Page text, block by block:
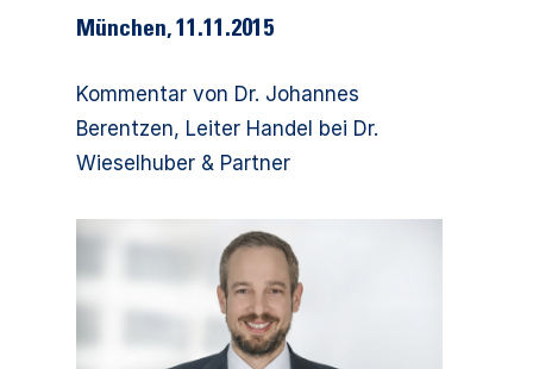
München, 11.11.2015
Kommentar von Dr. Johannes
Berentzen, Leiter Handel bei Dr.
Wieselhuber & Partner